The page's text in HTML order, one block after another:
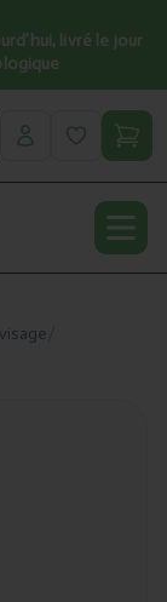
livré le jour